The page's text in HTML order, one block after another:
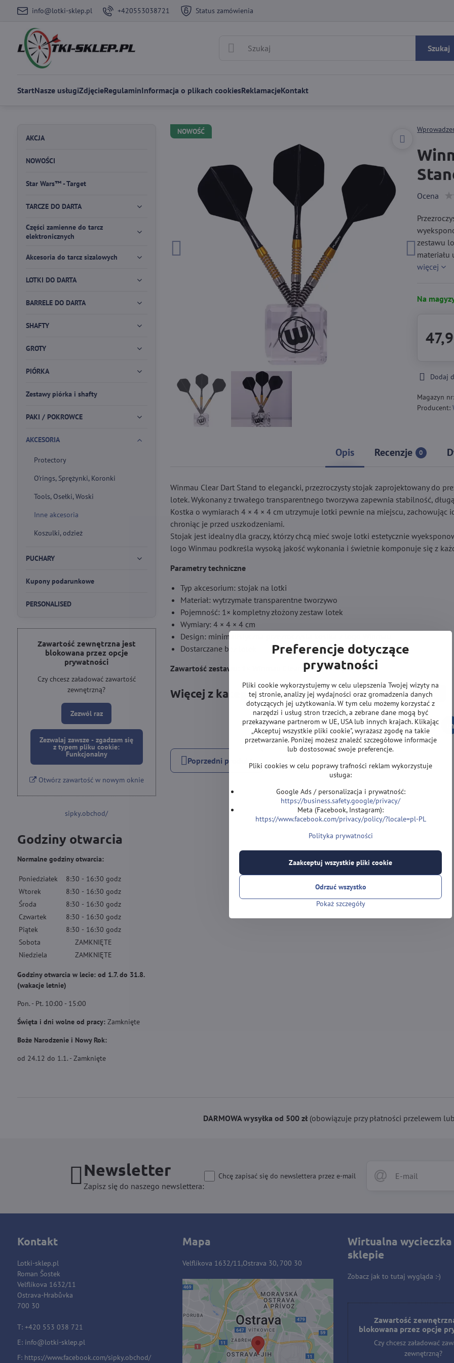
info@lotki-sklep.pl +420553038721 Status zamówienia
Szukaj
StartNasze usługiZdjęcieRegulaminInformacja o plikach cookiesReklamacjeKontakt
NOWOŚĆ
Ocena
zestawu
więcej
Na
Dodaj
Magazyn
Producent:
Opis Recenzje 0
Winmau Clear Dart Stand to elegancki, przezroczysty stojak zaprojektowany do
lotek. Wykonany z trwałego transparentnego tworzywa zapewnia stabilność,
Kostka o wymiarach 4 × 4 × 4 cm utrzymuje lotki pewnie na miejscu,
chroniąc je przed uszkodzeniami.
Stojak jest idealny dla graczy, którzy chcą mieć swoje lotki estetycznie
logo Winmau podkreśla wysoką jakość wykonania i świetnie komponuje się z
Parametry techniczne
Typ akcesorium: stojak na lotki
Materiał: wytrzymałe transparentne tworzywo
Pojemność: 1× kompletny złożony zestaw lotek
Wymiary: 4 × 4 × 4 cm
Design: minimalistyczna przezroczysta kostka z logo Winmau
Dostarczane bez lotek
Zawartość zestawu:
1× Winmau Clear Dart Stand (bez lotek)
Więcej z kategorii NOWOŚCI AKCESORIA Inne akcesoria
FacebookTwitter BlueskyPinterestReddit
Poprzedni produkt
AKCJA
NOWOŚCI
Star Wars™ - Target
TARCZE DO DARTA
Części zamienne do tarcz
elektronicznych
Akcesoria do tarcz sizalowych
LOTKI DO DARTA
BARRELE DO DARTA
SHAFTY
GROTY
PIÓRKA
Zestawy piórka i shafty
PAKI / POKROWCE
AKCESORIA
Protectory
O'rings, Sprężynki, Koronki
Tools, Osełki, Woski
Inne akcesoria
Koszulki, odzież
PUCHARY
Kupony podarunkowe
PERSONALISED
Zawartość zewnętrzna jest
blokowana przez opcje
prywatności
Czy chcesz załadować zawartość
zewnętrzną?
Zezwól raz
Zezwalaj zawsze - zgadzam się
z typem pliku cookie:
Funkcjonalny
Otwórz zawartość w nowym oknie
sipky.obchod/
Godziny otwarcia
Normalne godziny otwarcia:
Poniedziałek 8:30 - 16:30 godz
Wtorek
8:30 - 16:30 godz
Środa
8:30 - 16:30 godz
Czwartek
8:30 - 16:30 godz
Piątek
8:30 - 16:30 godz
Sobota
ZAMKNIĘTE
Niedziela
ZAMKNIĘTE
Godziny otwarcia w lecie: od 1.7. do 31.8.
(wakacje letnie)
Pon. - Pt. 10:00 - 15:00
Święta i dni wolne od pracy:Zamknięte
Boże Narodzenie i Nowy Rok:
od 24.12 do 1.1. - Zamknięte
DARMOWA wysyłka od 500 zł(obowiązuje przy płatności przelewem
Newsletter
Zapisz się do naszego newslettera:
Chcę zapisać się do newslettera przez e-mail
Kontakt
Lotki-sklep.pl
Roman Šostek
Velflíkova 1632/11
Ostrava-Hrabůvka
700 30
T: +420 553 038 721
E: info@lotki-sklep.pl
F: https://www.facebook.com/sipky.obchod/
Mapa
Velflíkova 1632/11,Ostrava 30, 700 30
Zawartość zewnętrzna jest
blokowana przez opcje
prywatności
Czy chcesz załadować zawartość
zewnętrzną?
Wirtualna wycieczka
sklepie
Zobacz jak to tutaj wygląda :-)
Zawartość
blokowana przez opcje
Czy chcesz załadować
zewnętrzną?
Preferencje dotyczące
prywatności
Pliki cookie wykorzystujemy w celu ulepszenia Twojej wizyty na
tej stronie, analizy jej wydajności oraz gromadzenia danych
dotyczących jej użytkowania. W tym celu możemy korzystać z
narzędzi i usług stron trzecich, a zebrane dane mogą być
przekazywane partnerom w UE, USA lub innych krajach. Klikając
„Akceptuj wszystkie pliki cookie", wyrażasz zgodę na takie
przetwarzanie. Poniżej możesz znaleźć szczegółowe informacje
lub dostosować swoje preferencje.
Pliki cookies w celu poprawy trafności reklam wykorzystuje
usługa:
Google Ads / personalizacja i prywatność:
https://business.safety.google/privacy/
Meta (Facebook, Instagram):
https://www.facebook.com/privacy/policy/?locale=pl-PL
Polityka prywatności
Pokaż szczegóły
Zaakceptuj wszystkie pliki cookie
Odrzuć wszystko